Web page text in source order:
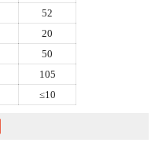
52
20
50
105
≤10